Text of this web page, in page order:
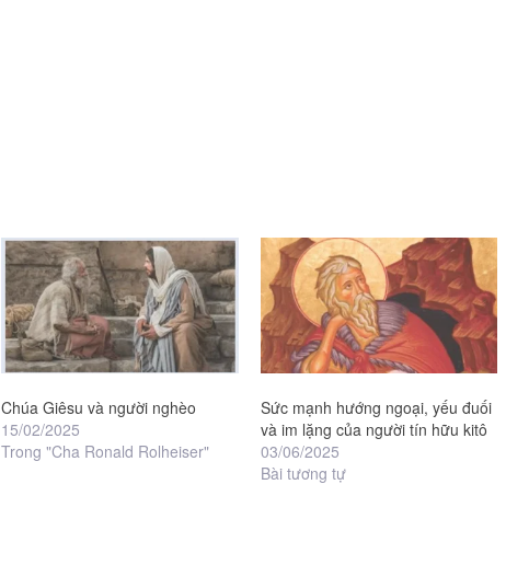
Chúa Giêsu và người nghèo
15/02/2025
Trong "Cha Ronald Rolheiser"
Sức mạnh hướng ngoại, yếu đuối
và im lặng của người tín hữu kitô
03/06/2025
Bài tương tự